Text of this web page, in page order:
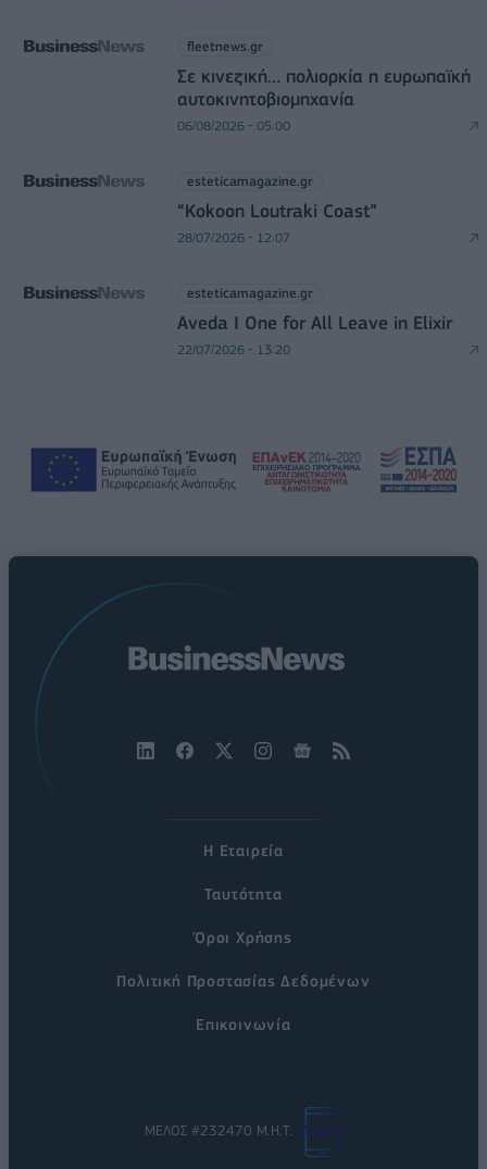
fleetnews.gr
Σε κινεζική… πολιορκία η ευρωπαϊκή
αυτοκινητοβιομηχανία
06/08/2026 - 05:00
esteticamagazine.gr
“Kokoon Loutraki Coast”
28/07/2026 - 12:07
esteticamagazine.gr
Aveda I One for All Leave in Elixir
22/07/2026 - 13:20
Η Εταιρεία
Ταυτότητα
Όροι Χρήσης
Πολιτική Προστασίας Δεδομένων
Επικοινωνία
ΜΕΛΟΣ #232470 Μ.Η.Τ.